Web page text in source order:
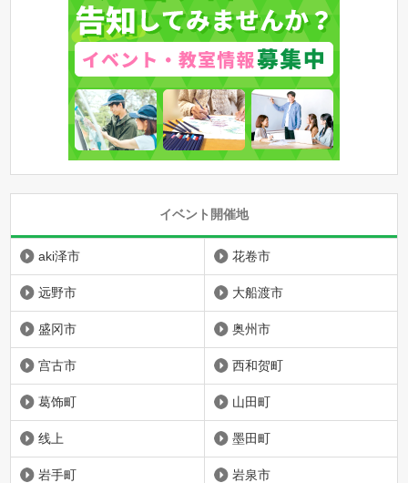
イベント開催地
aki泽市 花卷市
远野市 大船渡市
盛冈市 奥州市
宫古市 西和贺町
葛饰町 山田町
线上 墨田町
岩手町 岩泉市